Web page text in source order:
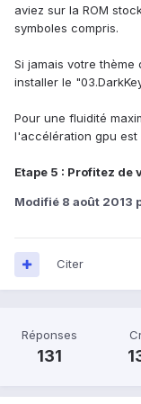
aviez sur la ROM
symboles compris.
Si jamais votre thème
installer le
Pour une fluidité
l'accélération gpu est
Etape 5 : Profitez de
Modifié 8 août 2013
Citer
Réponses
131